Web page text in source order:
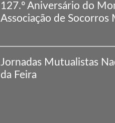
127.º Aniversário do
Associação de Socorros
Jornadas Mutualistas
da Feira